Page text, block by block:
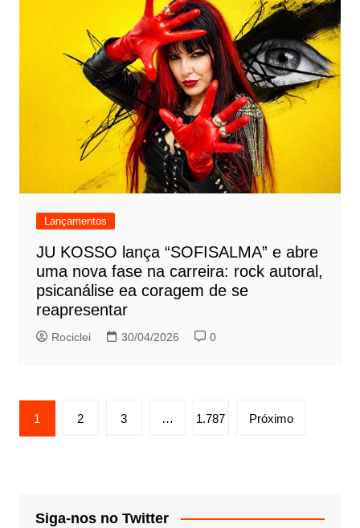
Lançamentos
JU KOSSO lança “SOFISALMA” e abre
uma nova fase na carreira: rock autoral,
psicanálise ea coragem de se
reapresentar
Rociclei 30/04/2026 0
Paginação
de
1 2 3 … 1.787 Próximo
Siga-nos no Twitter